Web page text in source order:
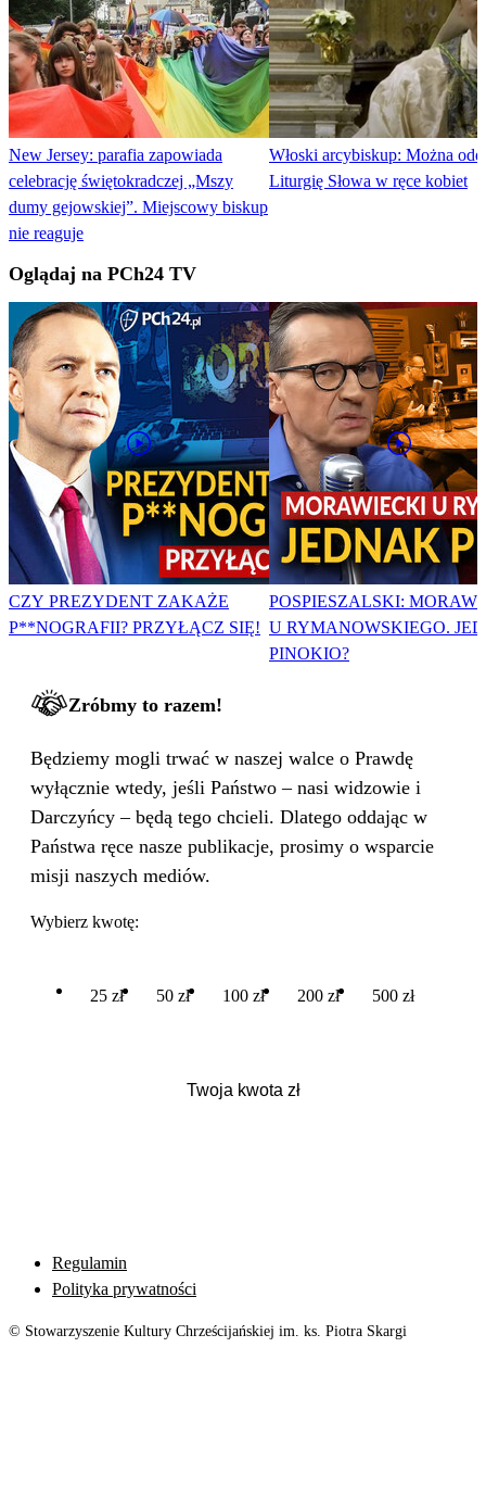
New Jersey: parafia zapowiada
celebrację świętokradczej „Mszy
dumy gejowskiej”. Miejscowy biskup
nie reaguje
Włoski arcybiskup: Można
Liturgię Słowa w ręce kobiet
Oglądaj na PCh24 TV
CZY PREZYDENT ZAKAŻE
P**NOGRAFII? PRZYŁĄCZ SIĘ!
POSPIESZALSKI:
U RYMANOWSKIEGO.
PINOKIO?
Zróbmy to razem!
Będziemy mogli trwać w naszej walce o Prawdę
wyłącznie wtedy, jeśli Państwo – nasi widzowie i
Darczyńcy – będą tego chcieli. Dlatego oddając w
Państwa ręce nasze publikacje, prosimy o wsparcie
misji naszych mediów.
Wybierz kwotę:
25 zł 50 zł 100 zł 200 zł 500 zł
Regulamin
Polityka prywatności
© Stowarzyszenie Kultury Chrześcijańskiej im. ks. Piotra Skargi